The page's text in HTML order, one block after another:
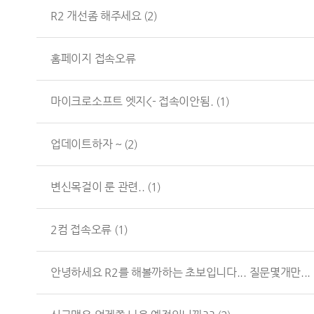
R2 개선좀 해주세요 (2)
홈페이지 접속오류
마이크로소프트 엣지<- 접속이안됨. (1)
업데이트하자 ~ (2)
변신목걸이 룬 관련.. (1)
2컴 접속오류 (1)
안녕하세요 R2를 해볼까하는 초보입니다... 질문몇개만...